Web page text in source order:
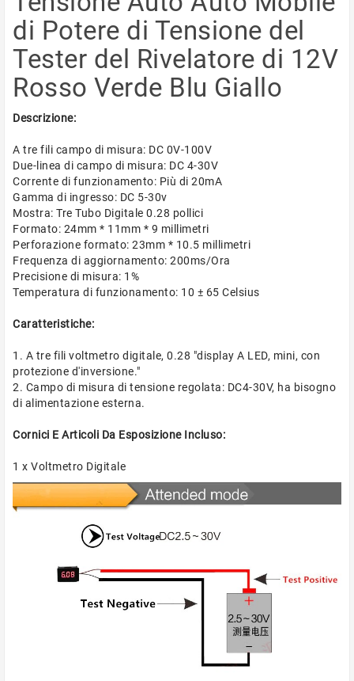
di Potere di Tensione del
Tester del Rivelatore di 12V
Rosso Verde Blu Giallo
Descrizione:
A tre fili campo di misura: DC 0V-100V
Due-linea di campo di misura: DC 4-30V
Corrente di funzionamento: Più di 20mA
Gamma di ingresso: DC 5-30v
Mostra: Tre Tubo Digitale 0.28 pollici
Formato: 24mm * 11mm * 9 millimetri
Perforazione formato: 23mm * 10.5 millimetri
Frequenza di aggiornamento: 200ms/Ora
Precisione di misura: 1%
Temperatura di funzionamento: 10 ± 65 Celsius
Caratteristiche:
1. A tre fili voltmetro digitale, 0.28 "display A LED, mini, con
protezione d'inversione."
2. Campo di misura di tensione regolata: DC4-30V, ha bisogno
di alimentazione esterna.
Cornici E Articoli Da Esposizione Incluso:
1 x Voltmetro Digitale